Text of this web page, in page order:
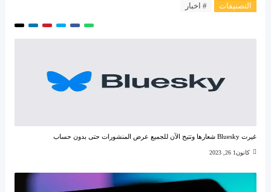
التصنيفات # اخبار
غيرت Bluesky شعارها وتتيح الآن للجميع عرض المنشورات حتى بدون حساب
كانون1 26, 2023